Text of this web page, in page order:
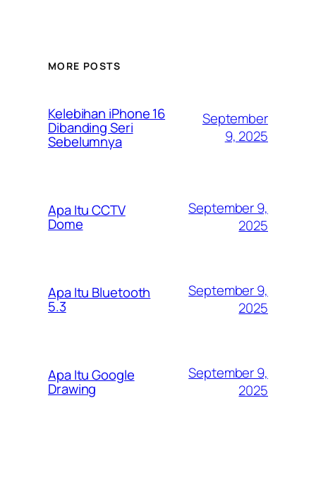
MORE POSTS
Kelebihan iPhone 16
Dibanding Seri
Sebelumnya
September
9, 2025
Apa Itu CCTV
Dome
September 9,
2025
Apa Itu Bluetooth
5.3
September 9,
2025
Apa Itu Google
Drawing
September 9,
2025